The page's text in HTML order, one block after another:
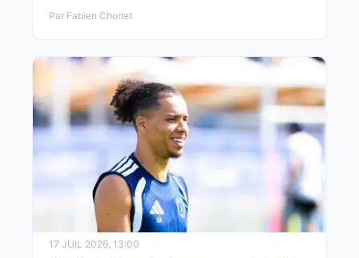
Par Fabien Chorlet
17 JUIL 2026, 13:00